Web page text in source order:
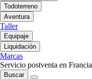
Todoterreno
Aventura
Taller
Equipaje
Liquidación
Marcas
Servicio postventa en Francia
Buscar